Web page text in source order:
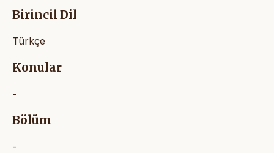
Birincil Dil
Türkçe
Konular
-
Bölüm
-